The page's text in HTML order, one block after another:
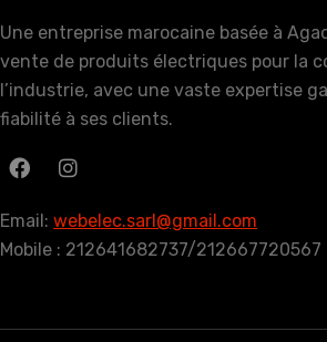
Une entreprise marocaine basée à
vente de produits électriques pour la
l’industrie, avec une vaste expertise
fiabilité à ses clients.
Email: webelec.sarl@gmail.com
Mobile : 212641682737/212667720567